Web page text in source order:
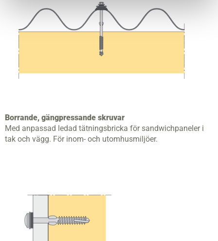
Borrande, gängpressande skruvar
Med anpassad ledad tätningsbricka för sandwichpaneler i
tak och vägg. För inom- och utomhusmiljöer.